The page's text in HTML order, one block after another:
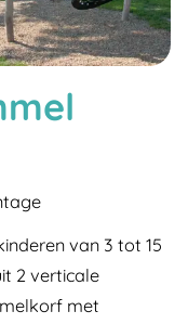
van 3 tot 15
2 verticale
met